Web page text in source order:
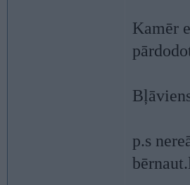
Kamēr
p.s